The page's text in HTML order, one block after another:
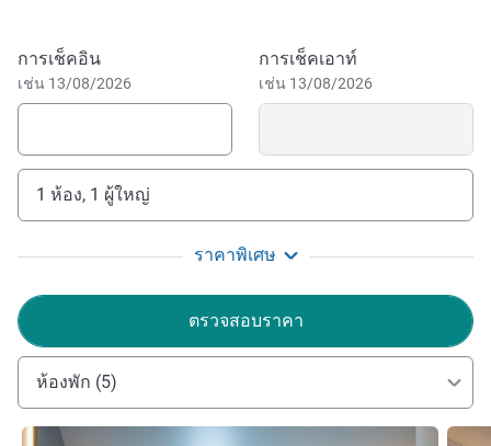
Opposite the airport by exit 50, A8, near Nice-Saint-
Augustin station. Tram 3 for Nikaïa Palace and Allianz
30 mins Monaco, 45 Ventimiglia.
Welcome to Novotel in the Arénas business center, next
in a warm, welcoming atmosphere. The French Riviera is
ready and waiting.
David BOUSSELET ฝ่ายบริหารโรงแรม
จองโรงแรมนี้
การเช็คอิน
เช่น 13/08/2026
การเช็คเอาท์
เช่น 13/08/2026
1 ห้อง, 1 ผู้ใหญ่
ราคาพิเศษ
ตรวจสอบราคา
ห้องพัก (5)
ดูรายละเอียด ดูราย